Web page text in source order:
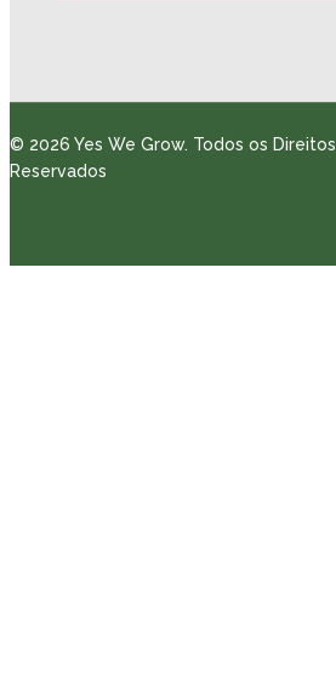
© 2026 Yes We Grow. Todos os Direitos
Reservados